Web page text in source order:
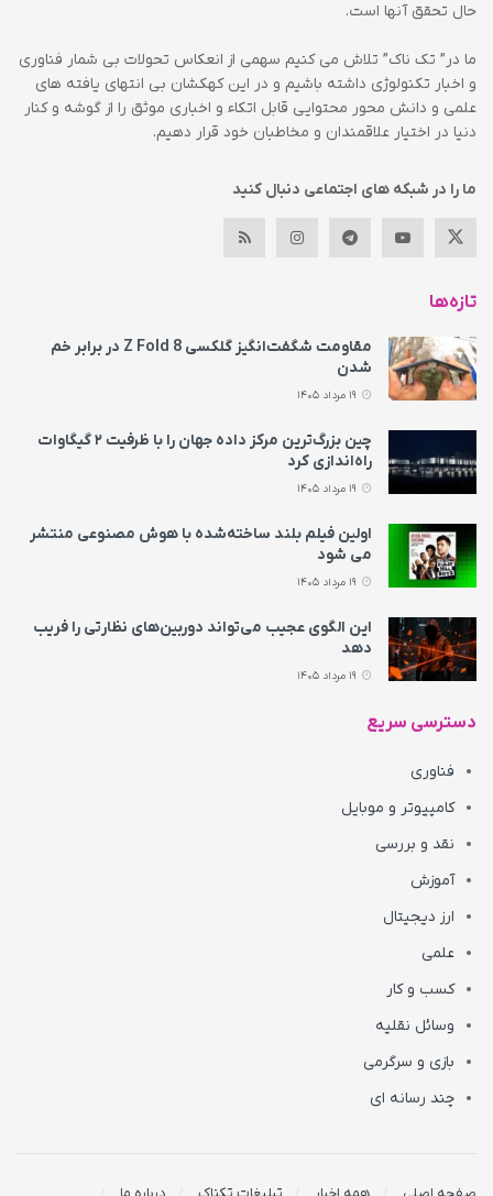
حال تحقق آنها است.
ما در” تک ناک” تلاش می کنیم سهمی از انعکاس تحولات بی شمار فناوری
و اخبار تکنولوژی داشته باشیم و در این کهکشان بی انتهای یافته های
علمی و دانش محور محتوایی قابل اتکاء و اخباری موثق را از گوشه و کنار
دنیا در اختیار علاقمندان و مخاطبان خود قرار دهیم.
ما را در شبکه های اجتماعی دنبال کنید
تازه‌ها
مقاومت شگفت‌انگیز گلکسی Z Fold 8 در برابر خم
شدن
چین بزرگ‌ترین مرکز داده جهان را با ظرفیت ۲ گیگاوات
راه‌اندازی کرد
اولین فیلم بلند ساخته‌شده با هوش مصنوعی منتشر
می‌ شود
این الگوی عجیب می‌تواند دوربین‌های نظارتی را فریب
دهد
دسترسی سریع
فناوری
کامپیوتر و موبایل
نقد و بررسی
آموزش
ارز دیجیتال
علمی
کسب و کار
وسائل نقلیه
بازی و سرگرمی
چند رسانه ای